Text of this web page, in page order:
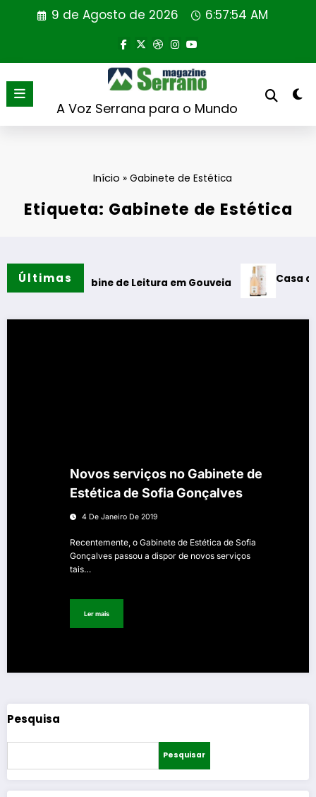
9 de Agosto de 2026 6:57:55 AM
A Voz Serrana para o Mundo
Início »Gabinete de Estética
Etiqueta: Gabinete de Estética
Últimas
da Cabine de Leitura em Gouveia Casa de
Novos serviços no Gabinete de
Estética de Sofia Gonçalves
4 De Janeiro De 2019
Recentemente, o Gabinete de Estética de Sofia
Gonçalves passou a dispor de novos serviços
tais…
Ler mais
Pesquisa
Pesquisar